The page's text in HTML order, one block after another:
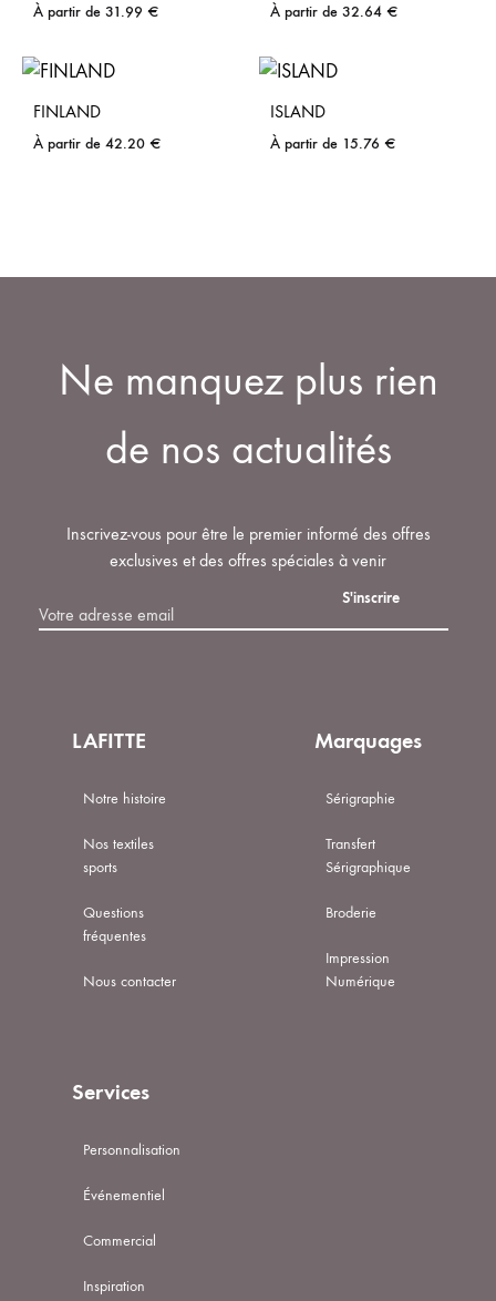
À partir de 31.99 € À partir de 32.64 €
FINLAND
À partir de 42.20 €
ISLAND
À partir de 15.76 €
Ne manquez plus rien
de nos actualités
Inscrivez-vous pour être le premier informé des offres
exclusives et des offres spéciales à venir
LAFITTE
Notre histoire
Nos textiles
sports
Questions
fréquentes
Nous contacter
Marquages
Sérigraphie
Transfert
Sérigraphique
Broderie
Impression
Numérique
Services
Personnalisation
Événementiel
Commercial
Inspiration